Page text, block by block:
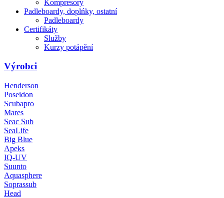
Kompresory
Padleboardy, doplńky, ostatní
Padleboardy
Certifikáty
Služby
Kurzy potápění
Výrobci
Henderson
Poseidon
Scubapro
Mares
Seac Sub
SeaLife
Big Blue
Apeks
IQ-UV
Suunto
Aquasphere
Soprassub
Head